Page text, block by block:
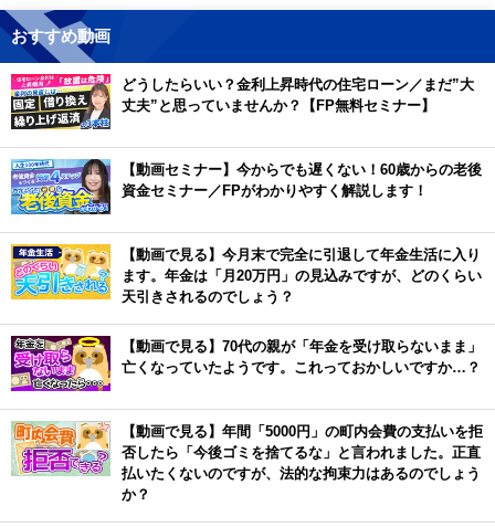
おすすめ動画
どうしたらいい？金利上昇時代の住宅ローン／まだ”大
丈夫”と思っていませんか？【FP無料セミナー】
【動画セミナー】今からでも遅くない！60歳からの老後
資金セミナー／FPがわかりやすく解説します！
【動画で見る】今月末で完全に引退して年金生活に入り
ます。年金は「月20万円」の見込みですが、どのくらい
天引きされるのでしょう？
【動画で見る】70代の親が「年金を受け取らないまま」
亡くなっていたようです。これっておかしいですか…？
【動画で見る】年間「5000円」の町内会費の支払いを拒
否したら「今後ゴミを捨てるな」と言われました。正直
払いたくないのですが、法的な拘束力はあるのでしょう
か？